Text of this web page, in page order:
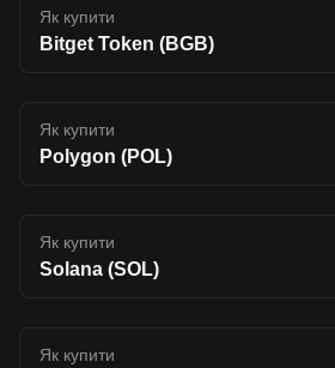
The opinions expressed in this article
purposes only. This article does not
any of the products and services
Як купити
Bitget Token (BGB)
Як купити
Polygon (POL)
Як купити
Solana (SOL)
Як купити